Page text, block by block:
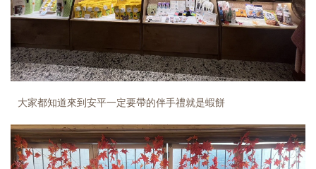
大家都知道來到安平一定要帶的伴手禮就是蝦餅